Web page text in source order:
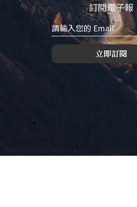
訂閱電子報
立即訂閱